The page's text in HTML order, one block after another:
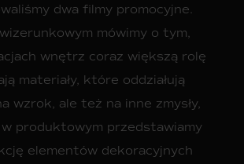
dwa filmy promocyjne.
mówimy o tym,
wnętrz coraz większą rolę
materiały, które oddziałują
wzrok, ale też na inne zmysły,
produktowym przedstawiamy
elementów dekoracyjnych